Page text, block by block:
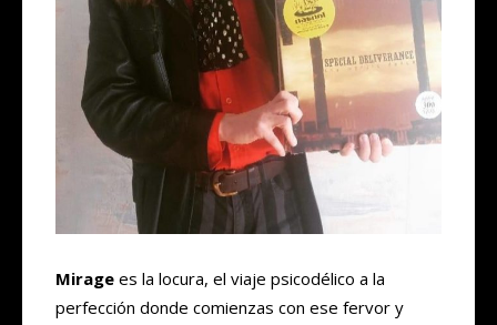
Mirage es la locura, el viaje psicodélico a la
perfección donde comienzas con ese fervor y